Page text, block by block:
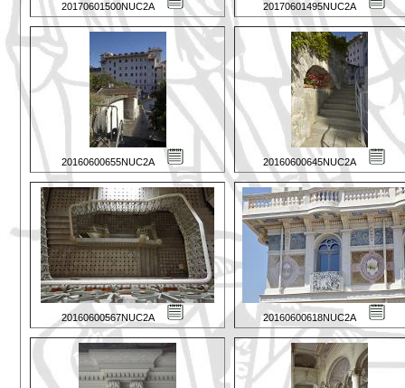
20170601500NUC2A 20170601495NUC2A
20160600655NUC2A 20160600645NUC2A
20160600567NUC2A 20160600618NUC2A